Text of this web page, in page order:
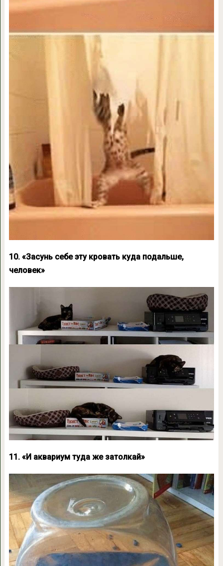
10. «Засунь себе эту кровать куда подальше,
человек»
11. «И аквариум туда же затолкай»